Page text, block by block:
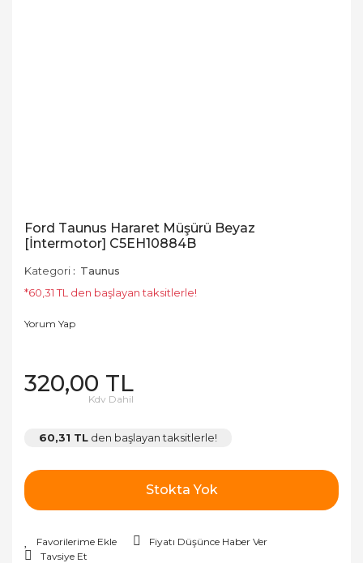
Ford Taunus Hararet Müşürü Beyaz
[İntermotor] C5EH10884B
Kategori
Taunus
*60,31 TL den başlayan taksitlerle!
Yorum Yap
320,00 TL
Kdv Dahil
60,31 TL den başlayan taksitlerle!
Stokta Yok
Fiyatı Düşünce Haber Ver
Tavsiye Et